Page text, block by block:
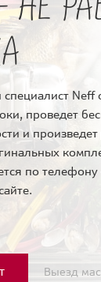
Neff
проведет
и произведет
по телефону
Выезд